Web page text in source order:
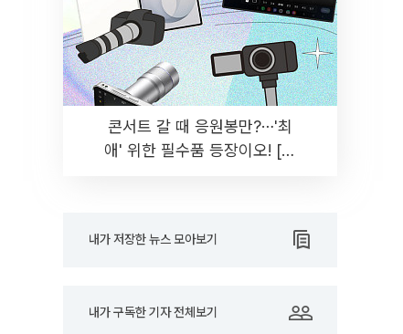
콘서트 갈 때 응원봉만?⋯'최
애' 위한 필수품 등장이오! [솔
내가 저장한 뉴스 모아보기
내가 구독한 기자 전체보기